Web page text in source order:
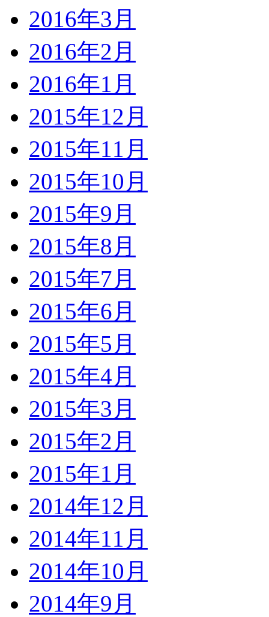
2016年3月
2016年2月
2016年1月
2015年12月
2015年11月
2015年10月
2015年9月
2015年8月
2015年7月
2015年6月
2015年5月
2015年4月
2015年3月
2015年2月
2015年1月
2014年12月
2014年11月
2014年10月
2014年9月